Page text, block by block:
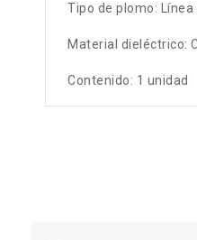
Tipo de plomo:
Material dieléctrico:
Contenido: 1 unidad